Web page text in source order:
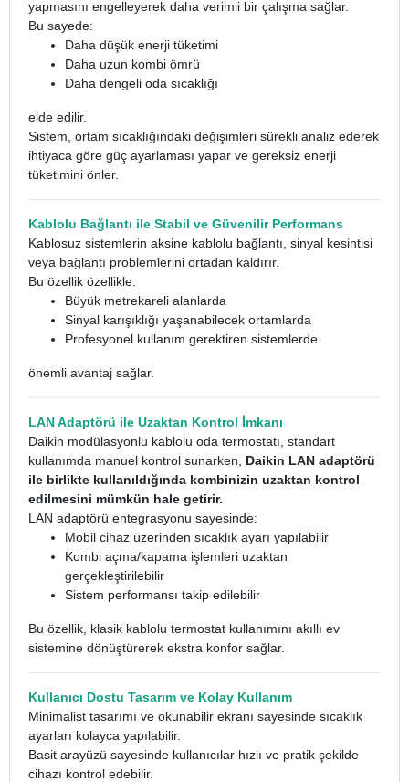
yapmasını engelleyerek daha verimli bir çalışma sağlar.
Bu sayede:
Daha düşük enerji tüketimi
Daha uzun kombi ömrü
Daha dengeli oda sıcaklığı
elde edilir.
Sistem, ortam sıcaklığındaki değişimleri sürekli analiz ederek
ihtiyaca göre güç ayarlaması yapar ve gereksiz enerji
tüketimini önler.
Kablolu Bağlantı ile Stabil ve Güvenilir Performans
Kablosuz sistemlerin aksine kablolu bağlantı, sinyal kesintisi
veya bağlantı problemlerini ortadan kaldırır.
Bu özellik özellikle:
Büyük metrekareli alanlarda
Sinyal karışıklığı yaşanabilecek ortamlarda
Profesyonel kullanım gerektiren sistemlerde
önemli avantaj sağlar.
LAN Adaptörü ile Uzaktan Kontrol İmkanı
Daikin modülasyonlu kablolu oda termostatı, standart
kullanımda manuel kontrol sunarken, Daikin LAN adaptörü
ile birlikte kullanıldığında kombinizin uzaktan kontrol
edilmesini mümkün hale getirir.
LAN adaptörü entegrasyonu sayesinde:
Mobil cihaz üzerinden sıcaklık ayarı yapılabilir
Kombi açma/kapama işlemleri uzaktan
gerçekleştirilebilir
Sistem performansı takip edilebilir
Bu özellik, klasik kablolu termostat kullanımını akıllı ev
sistemine dönüştürerek ekstra konfor sağlar.
Kullanıcı Dostu Tasarım ve Kolay Kullanım
Minimalist tasarımı ve okunabilir ekranı sayesinde sıcaklık
ayarları kolayca yapılabilir.
Basit arayüzü sayesinde kullanıcılar hızlı ve pratik şekilde
cihazı kontrol edebilir.